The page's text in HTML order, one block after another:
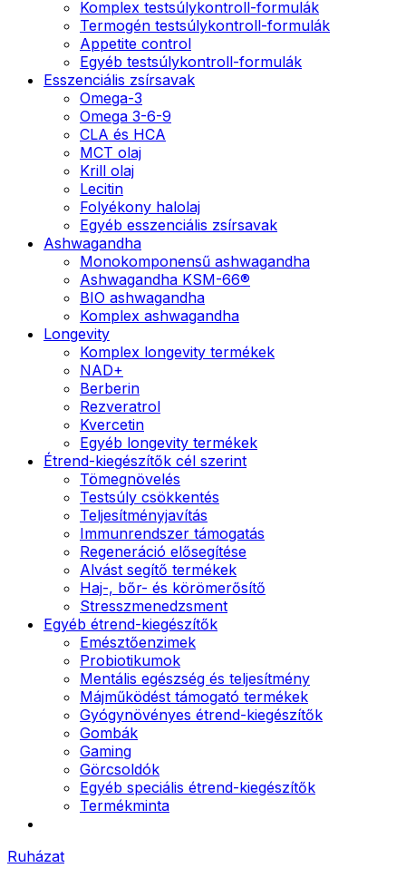
Komplex testsúlykontroll-formulák
Termogén testsúlykontroll-formulák
Appetite control
Egyéb testsúlykontroll-formulák
Esszenciális zsírsavak
Omega-3
Omega 3-6-9
CLA és HCA
MCT olaj
Krill olaj
Lecitin
Folyékony halolaj
Egyéb esszenciális zsírsavak
Ashwagandha
Monokomponensű ashwagandha
Ashwagandha KSM-66®
BIO ashwagandha
Komplex ashwagandha
Longevity
Komplex longevity termékek
NAD+
Berberin
Rezveratrol
Kvercetin
Egyéb longevity termékek
Étrend-kiegészítők cél szerint
Tömegnövelés
Testsúly csökkentés
Teljesítményjavítás
Immunrendszer támogatás
Regeneráció elősegítése
Alvást segítő termékek
Haj-, bőr- és körömerősítő
Stresszmenedzsment
Egyéb étrend-kiegészítők
Emésztőenzimek
Probiotikumok
Mentális egészség és teljesítmény
Májműködést támogató termékek
Gyógynövényes étrend-kiegészítők
Gombák
Gaming
Görcsoldók
Egyéb speciális étrend-kiegészítők
Termékminta
Ruházat